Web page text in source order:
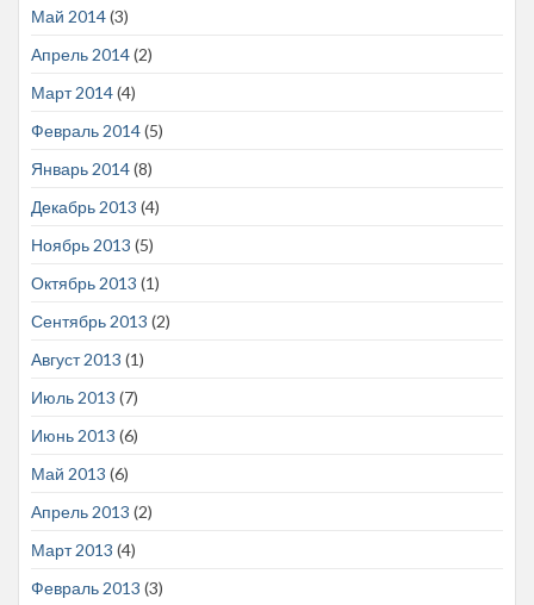
Май 2014(3)
Апрель 2014(2)
Март 2014(4)
Февраль 2014(5)
Январь 2014(8)
Декабрь 2013 (4)
Ноябрь 2013 (5)
Октябрь 2013 (1)
Сентябрь 2013 (2)
Август 2013 (1)
Июль 2013 (7)
Июнь 2013 (6)
Май 2013 (6)
Апрель 2013 (2)
Март 2013 (4)
Февраль 2013 (3)